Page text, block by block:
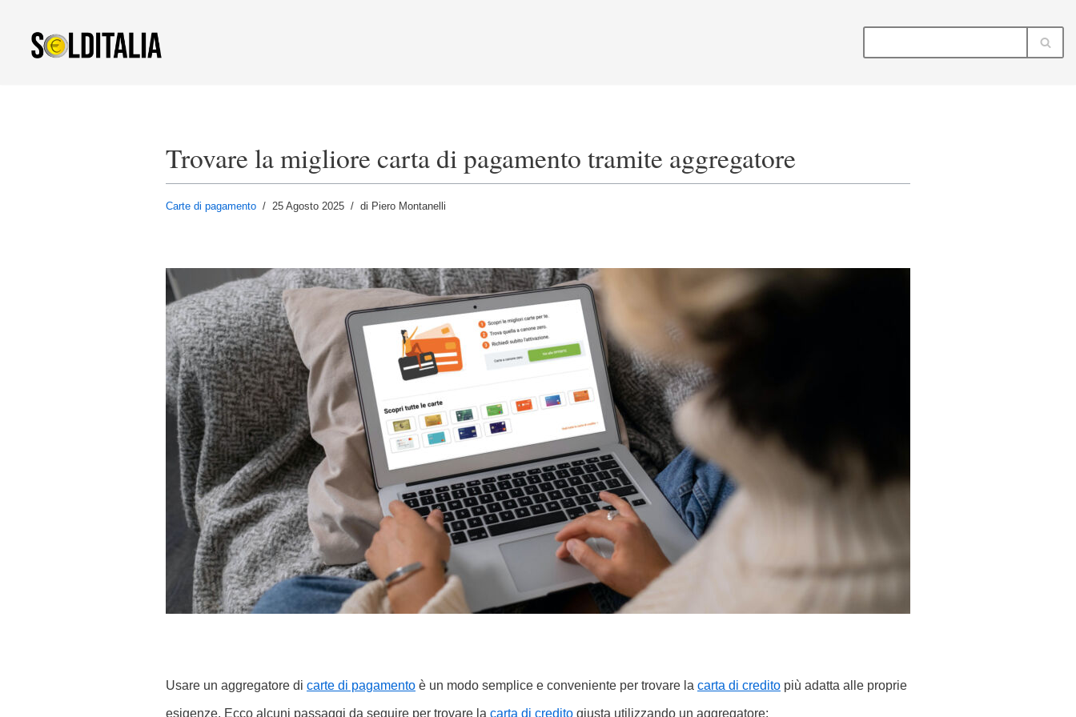
Trovare la migliore carta di pagamento tramite aggregatore
Carte di pagamento 25 Agosto 2025 di Piero Montanelli
Usare un aggregatore di carte di pagamento è un modo semplice e conveniente per trovare la carta di credito più adatta alle proprie
esigenze. Ecco alcuni passaggi da seguire per trovare la carta di credito giusta utilizzando un aggregatore: